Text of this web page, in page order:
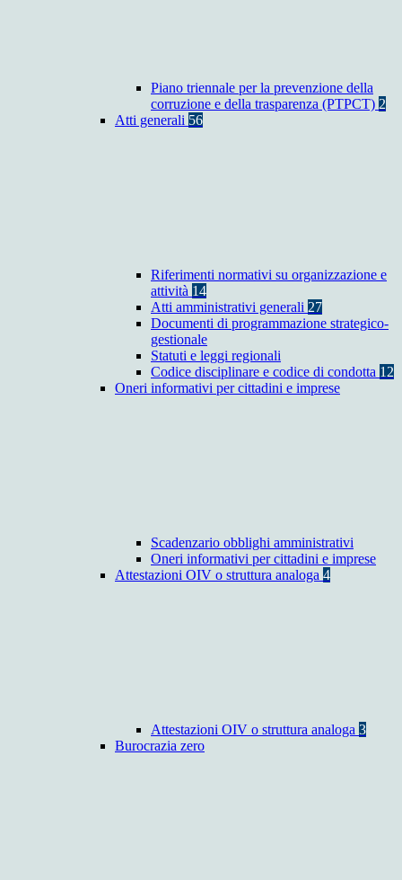
Piano triennale per la prevenzione della
corruzione e della trasparenza (PTPCT) 2
Atti generali 56
Riferimenti normativi su organizzazione e
attività 14
Atti amministrativi generali 27
Documenti di programmazione strategico-
gestionale
Statuti e leggi regionali
Codice disciplinare e codice di condotta 12
Oneri informativi per cittadini e imprese
Scadenzario obblighi amministrativi
Oneri informativi per cittadini e imprese
Attestazioni OIV o struttura analoga 4
Attestazioni OIV o struttura analoga 3
Burocrazia zero